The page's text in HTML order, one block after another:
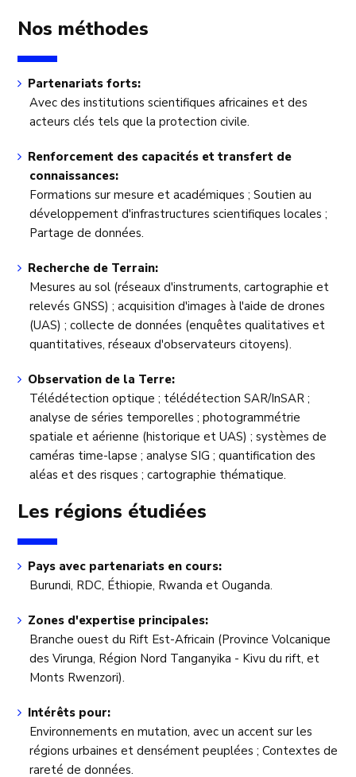
Nos méthodes
Partenariats forts:
Avec des institutions scientifiques africaines et des
acteurs clés tels que la protection civile.
Renforcement des capacités et transfert de
connaissances:
Formations sur mesure et académiques ; Soutien au
développement d'infrastructures scientifiques locales ;
Partage de données.
Recherche de Terrain:
Mesures au sol (réseaux d'instruments, cartographie et
relevés GNSS) ; acquisition d'images à l'aide de drones
(UAS) ; collecte de données (enquêtes qualitatives et
quantitatives, réseaux d'observateurs citoyens).
Observation de la Terre:
Télédétection optique ; télédétection SAR/InSAR ;
analyse de séries temporelles ; photogrammétrie
spatiale et aérienne (historique et UAS) ; systèmes de
caméras time-lapse ; analyse SIG ; quantification des
aléas et des risques ; cartographie thématique.
Les régions étudiées
Pays avec partenariats en cours:
Burundi, RDC, Éthiopie, Rwanda et Ouganda.
Zones d'expertise principales:
Branche ouest du Rift Est-Africain (Province Volcanique
des Virunga, Région Nord Tanganyika - Kivu du rift, et
Monts Rwenzori).
Intérêts pour:
Environnements en mutation, avec un accent sur les
régions urbaines et densément peuplées ; Contextes de
rareté de données.